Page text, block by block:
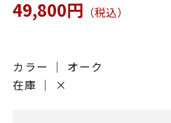
49,800円 （税込）
カラー ｜ オーク
在庫 ｜
×